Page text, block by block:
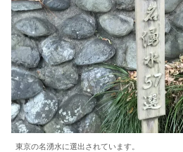
東京の名湧水に選出されています。